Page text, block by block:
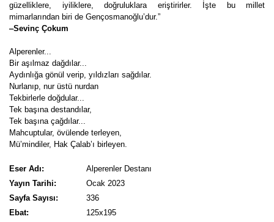
güzelliklere, iyiliklere, doğruluklara eriştirirler. İşte bu millet
mimarlarından biri de Gençosmanoğlu’dur.”
‒Sevinç Çokum
Alperenler...
Bir aşılmaz dağdılar...
Aydınlığa gönül verip, yıldızları sağdılar.
Nurlanıp, nur üstü nurdan
Tekbirlerle doğdular...
Tek başına destandılar,
Tek başına çağdılar...
Mahcuptular, övülende terleyen,
Mü’mindiler, Hak Çalab’ı birleyen.
Eser Adı:
Alperenler Destanı
Yayın Tarihi:
Ocak 2023
Sayfa Sayısı:
336
Ebat:
125x195